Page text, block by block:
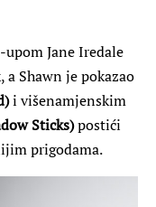
Jane Iredale
Shawn je pokazao
i višenamjenskim
Sticks)postići
prigodama.